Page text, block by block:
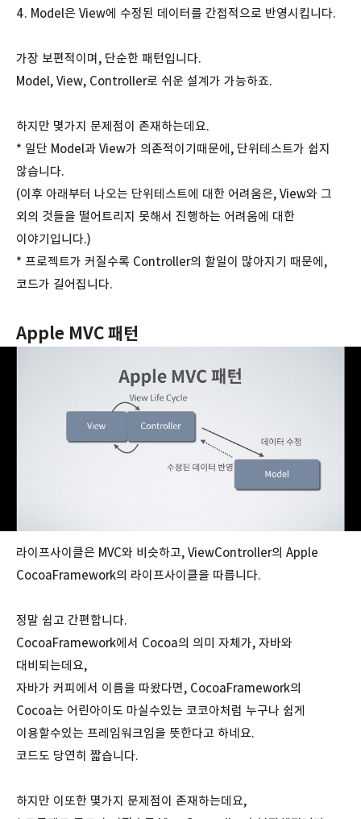
4. Model은 View에 수정된 데이터를 간접적으로 반영시킵니다.
가장 보편적이며, 단순한 패턴입니다.
Model, View, Controller로 쉬운 설계가 가능하죠.
하지만 몇가지 문제점이 존재하는데요.
* 일단 Model과 View가 의존적이기때문에, 단위테스트가 쉽지
않습니다.
(이후 아래부터 나오는 단위테스트에 대한 어려움은, View와 그
외의 것들을 떨어트리지 못해서 진행하는 어려움에 대한
이야기입니다.)
* 프로젝트가 커질수록 Controller의 할일이 많아지기 때문에,
코드가 길어집니다.
Apple MVC 패턴
라이프사이클은 MVC와 비슷하고, ViewController의 Apple
CocoaFramework의 라이프사이클을 따릅니다.
정말 쉽고 간편합니다.
CocoaFramework에서 Cocoa의 의미 자체가, 자바와
대비되는데요,
자바가 커피에서 이름을 따왔다면, CocoaFramework의
Cocoa는 어린아이도 마실수있는 코코아처럼 누구나 쉽게
이용할수있는 프레임워크임을 뜻한다고 하네요.
코드도 당연히 짧습니다.
하지만 이또한 몇가지 문제점이 존재하는데요,